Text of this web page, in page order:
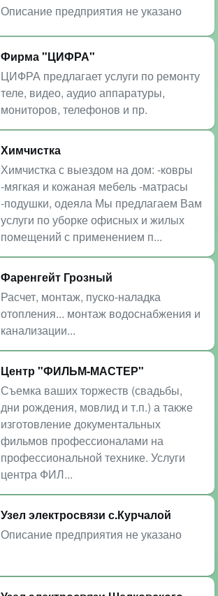
Описание предприятия не указано
Фирма "ЦИФРА"
ЦИФРА предлагает услуги по ремонту
теле, видео, аудио аппаратуры,
мониторов, телефонов и пр.
Химчистка
Химчистка с выездом на дом: -ковры
-мягкая и кожаная мебель -матрасы
-подушки, одеяла Мы предлагаем Вам
услуги по уборке офисных и жилых
помещений с применением п...
Фаренгейт Грозный
Расчет, монтаж, пуско-наладка
отопления... монтаж водоснабжения и
канализации...
Центр "ФИЛЬМ-МАСТЕР"
Съемка ваших торжеств (свадьбы,
дни рождения, мовлид и т.п.) а также
изготовление документальных
фильмов профессионалами на
профессиональной технике. Услуги
центра ФИЛ...
Узел электросвязи с.Курчалой
Описание предприятия не указано